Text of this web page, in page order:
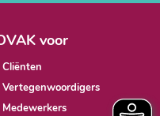
voor
Cliënten
Vertegenwoordigers
Medewerkers